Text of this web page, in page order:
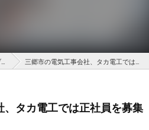
三郷市の電気工事会社、タカ電工では正社員を募集しています！
タカ電工では正社員を募集